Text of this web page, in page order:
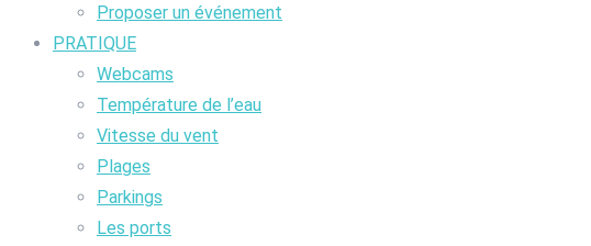
Proposer un événement
PRATIQUE
Webcams
Température de l’eau
Vitesse du vent
Plages
Parkings
Les ports